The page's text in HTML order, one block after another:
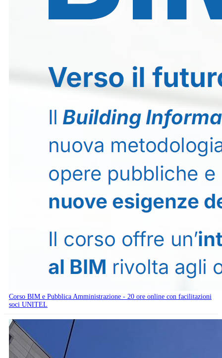
Corso BIM e Pubblica Amministrazione - 20 ore online con facilitazioni
soci UNITEL